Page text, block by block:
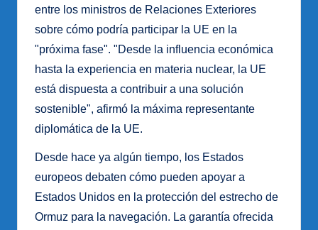
entre los ministros de Relaciones Exteriores
sobre cómo podría participar la UE en la
"próxima fase". "Desde la influencia económica
hasta la experiencia en materia nuclear, la UE
está dispuesta a contribuir a una solución
sostenible", afirmó la máxima representante
diplomática de la UE.
Desde hace ya algún tiempo, los Estados
europeos debaten cómo pueden apoyar a
Estados Unidos en la protección del estrecho de
Ormuz para la navegación. La garantía ofrecida